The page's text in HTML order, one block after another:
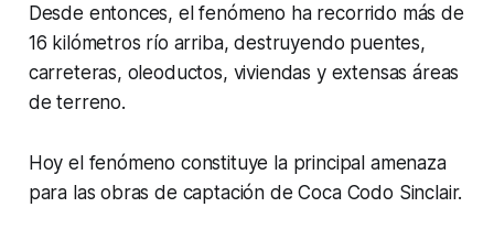
Desde entonces, el fenómeno ha recorrido más de
16 kilómetros río arriba, destruyendo puentes,
carreteras, oleoductos, viviendas y extensas áreas
de terreno.
Hoy el fenómeno constituye la principal amenaza
para las obras de captación de Coca Codo Sinclair.